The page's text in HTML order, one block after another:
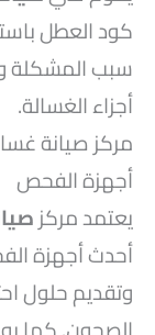
كود العطل
سبب المشكلة
أجزاء الغسالة.
مركز صيانة
أجهزة الفحص
يعتمد مركز
أحدث أجهزة
وتقديم حلول